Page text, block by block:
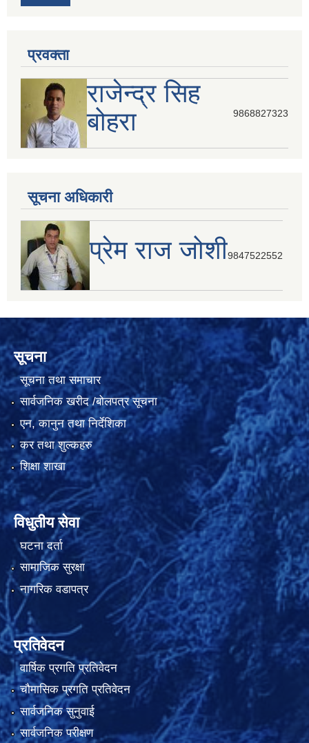
प्रवक्ता
राजेन्द्र सिह
बोहरा
9868827323
सूचना अधिकारी
प्रेम राज जोशी9847522552
सूचना
सूचना तथा समाचार
सार्वजनिक खरीद /बोलपत्र सूचना
एन, कानुन तथा निर्देशिका
कर तथा शुल्कहरु
शिक्षा शाखा
विधुतीय सेवा
घटना दर्ता
सामाजिक सुरक्षा
नागरिक वडापत्र
प्रतिवेदन
वार्षिक प्रगति प्रतिवेदन
चौमासिक प्रगति प्रतिवेदन
सार्वजनिक सुनुवाई
सार्वजनिक परीक्षण